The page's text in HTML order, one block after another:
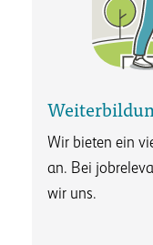
Wir bieten ein
an. Bei
wir uns.